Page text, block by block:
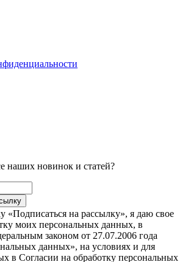
наших новинок и статей?
«Подписаться на рассылку», я даю свое
моих персональных данных, в
законом от 27.07.2006 года
данных», на условиях и для
в Согласии на обработку персональных